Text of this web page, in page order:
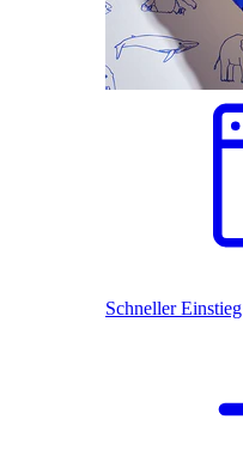
Schneller Einstieg